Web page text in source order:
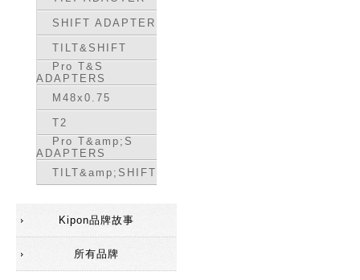
SHIFT ADAPTER
TILT&SHIFT
Pro T&S
ADAPTERS
M48x0.75
T2
Pro T&amp;S
ADAPTERS
TILT&amp;SHIFT
Kipon品牌故事
所有品牌